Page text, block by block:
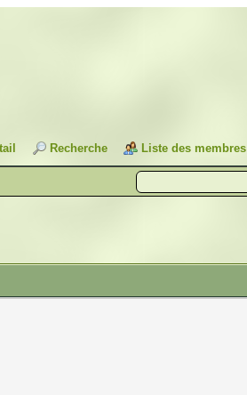
Recherche Liste des membres